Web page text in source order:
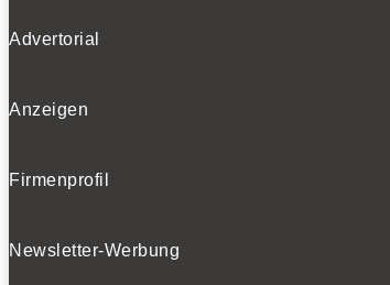
Advertorial
Anzeigen
Firmenprofil
Newsletter-Werbung